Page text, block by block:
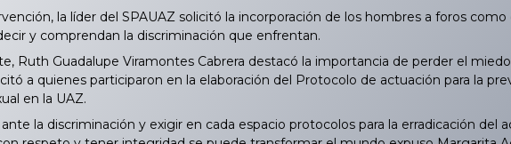
la líder del SPAUAZ solicitó la incorporación de los hombres a foros
y comprendan la discriminación que enfrentan.
Ruth Guadalupe Viramontes Cabrera destacó la importancia de perder el
a quienes participaron en la elaboración del Protocolo de actuación para la
en la UAZ.
ante la discriminación y exigir en cada espacio protocolos para la erradicación del